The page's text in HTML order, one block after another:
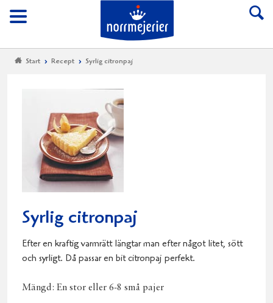
Meny
Till Norrmejerier
Start Recept Syrlig citronpaj
Syrlig citronpaj
Efter en kraftig varmrätt längtar man efter något litet, sött
och syrligt. Då passar en bit citronpaj perfekt.
Mängd: En stor eller 6-8 små pajer